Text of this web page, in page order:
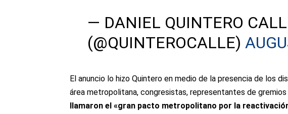
— DANIEL QUINTERO
(@QUINTEROCALLE)
El anuncio lo hizo Quintero en medio de la presencia de los
área metropolitana, congresistas, representantes de
llamaron el «gran pacto metropolitano por la